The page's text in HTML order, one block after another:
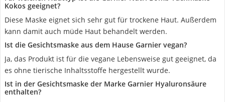
Kokos geeignet?
Diese Maske eignet sich sehr gut für trockene Haut. Außerdem
kann damit auch müde Haut behandelt werden.
Ist die Gesichtsmaske aus dem Hause Garnier vegan?
Ja, das Produkt ist für die vegane Lebensweise gut geeignet, da
es ohne tierische Inhaltsstoffe hergestellt wurde.
Ist in der Gesichtsmaske der Marke Garnier Hyaluronsäure
enthalten?